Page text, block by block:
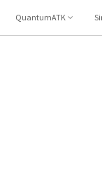
QuantumATK